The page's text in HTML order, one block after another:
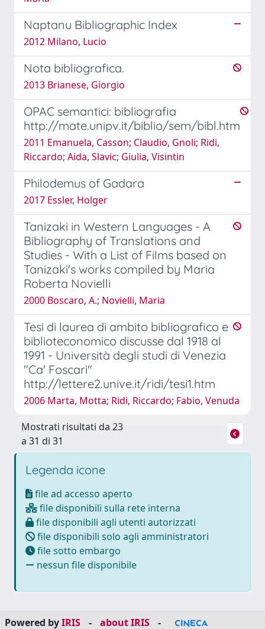
Naptanu Bibliographic Index
2012 Milano, Lucio
Nota bibliografica.
2013 Brianese, Giorgio
OPAC semantici: bibliografia
http://mate.unipv.it/biblio/sem/bibl.htm
2011 Emanuela, Casson; Claudio, Gnoli; Ridi,
Riccardo; Aida, Slavic; Giulia, Visintin
Philodemus of Gadara
2017 Essler, Holger
Tanizaki in Western Languages - A
Bibliography of Translations and
Studies - With a List of Films based on
Tanizaki's works compiled by Maria
Roberta Novielli
2000 Boscaro, A.; Novielli, Maria
Tesi di laurea di ambito bibliografico e
biblioteconomico discusse dal 1918 al
1991 - Università degli studi di Venezia
"Ca' Foscari"
http://lettere2.unive.it/ridi/tesi1.htm
2006 Marta, Motta; Ridi, Riccardo; Fabio, Venuda
Mostrati risultati da 23
a 31 di 31
Legenda icone
file ad accesso aperto
file disponibili sulla rete interna
file disponibili agli utenti autorizzati
file disponibili solo agli amministratori
file sotto embargo
nessun file disponibile
Powered byIRIS - about IRIS -